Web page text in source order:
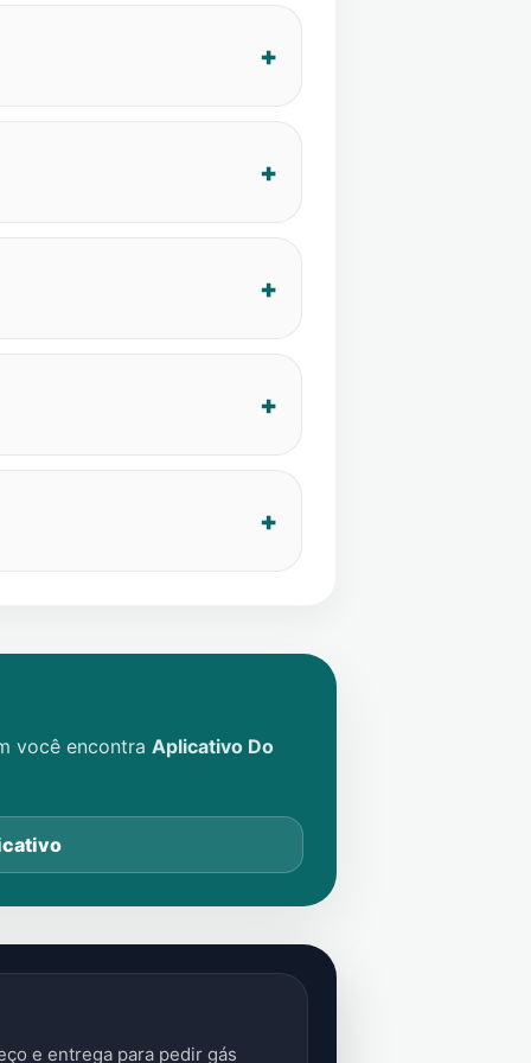
você encontra Aplicativo Do
e entrega para pedir gás